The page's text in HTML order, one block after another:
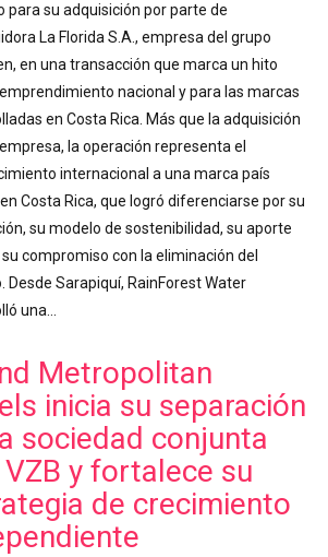
para su adquisición por parte de
La Florida S.A., empresa del grupo
en una transacción que marca un hito
nacional y para las marcas
en Costa Rica. Más que la adquisición
la operación representa el
internacional a una marca país
Costa Rica, que logró diferenciarse por su
su modelo de sostenibilidad, su aporte
compromiso con la eliminación del
Desde Sarapiquí, RainForest Water
una…
Metropolitan
inicia su separación
sociedad conjunta
y fortalece su
de crecimiento